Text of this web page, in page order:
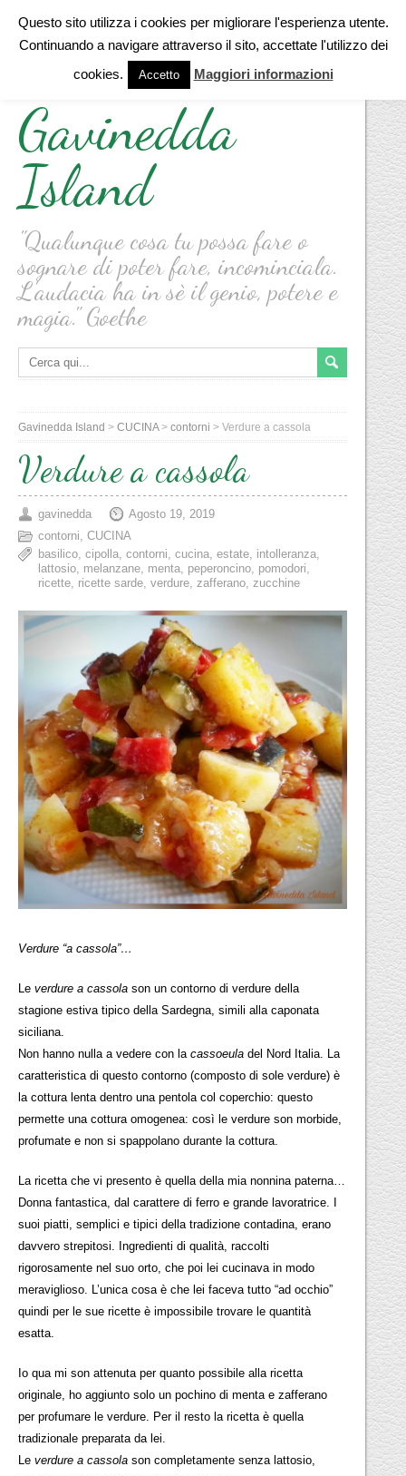
Gavinedda
Island
"Qualunque cosa tu possa fare o
sognare di poter fare, incominciala.
L'audacia ha in sè il genio, potere e
magia." Goethe
Gavinedda Island >CUCINA>contorni >Verdure a cassola
Verdure a cassola
gavinedda
Agosto 19, 2019
contorni,CUCINA
basilico,cipolla,contorni,cucina,estate, intolleranza,
lattosio, melanzane, menta, peperoncino, pomodori,
ricette, ricette sarde,verdure,zafferano,zucchine
Verdure “a cassola”…
Leverdure a cassola son un contorno di verdure della
stagione estiva tipico della Sardegna, simili alla caponata
siciliana.
Non hanno nulla a vedere con lacassoeula del Nord Italia. La
caratteristica di questo contorno (composto di sole verdure) è
la cottura lenta dentro una pentola col coperchio: questo
permette una cottura omogenea: così le verdure son morbide,
profumate e non si spappolano durante la cottura.
La ricetta che vi presento è quella della mia nonnina paterna…
Donna fantastica, dal carattere di ferro e grande lavoratrice. I
suoi piatti, semplici e tipici della tradizione contadina, erano
davvero strepitosi. Ingredienti di qualità, raccolti
rigorosamente nel suo orto, che poi lei cucinava in modo
meraviglioso. L’unica cosa è che lei faceva tutto “ad occhio”
quindi per le sue ricette è impossibile trovare le quantità
esatta.
Io qua mi son attenuta per quanto possibile alla ricetta
originale, ho aggiunto solo un pochino di menta e zafferano
per profumare le verdure. Per il resto la ricetta è quella
tradizionale preparata da lei.
Leverdure a cassola son completamente senza lattosio,
Questo sito utilizza i cookies per migliorare l'esperienza utente.
Continuando a navigare attraverso il sito, accettate l'utilizzo dei
cookies.
Accetto Maggiori informazioni